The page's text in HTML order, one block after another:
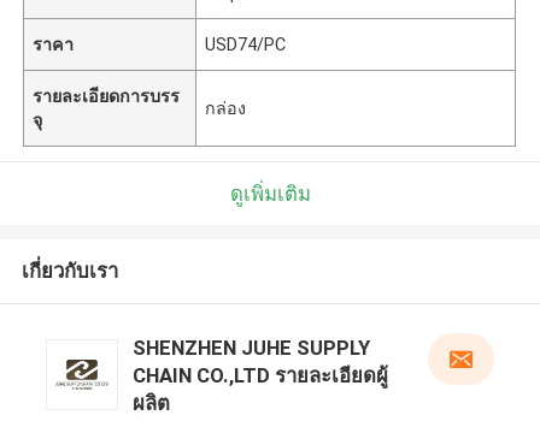
ราคา USD74/PC
รายละเอียดการบรร
จุ
กล่อง
ดูเพิ่มเติม
เกี่ยวกับเรา
SHENZHEN JUHE SUPPLY
CHAIN CO.,LTD รายละเอียดผู้
ผลิต